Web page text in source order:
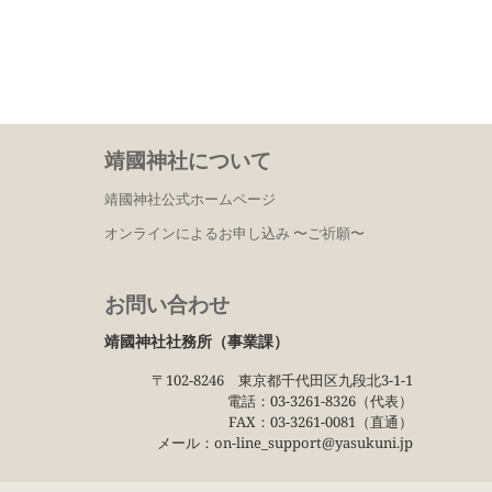
靖國神社について
靖國神社公式ホームページ
オンラインによるお申し込み 〜ご祈願〜
お問い合わせ
靖國神社社務所（事業課）
〒102−8246 東京都千代田区九段北3−1−1
電話：03−3261−8326（代表）
FAX：03−3261−0081（直通）
メール：on-line_support@yasukuni.jp